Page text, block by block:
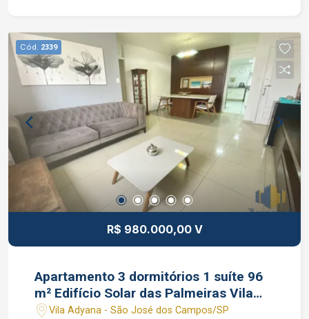
de aquecimento à gás instalado e uma cozinha
super espaçosa repleta de armários planejados.
Condomínio com portaria virtual, piscina
climatizada, quadra poliesportiva, academia de
ginástica, parquinho, churrasqueira, salão de
festas e salão de jogos. Interessados falar com
corretor de imóvel Jocimar Lopes de CRECI
135.799 F (12) 98831-9511 WhatsApp e Nextel
(12) 98137-2979 Vivo
Cód. 2339
R$ 980.000,00 V
Apartamento 3 dormitórios 1 suíte 96
m² Edifício Solar das Palmeiras Vila
Adyana SJC SP 1 vaga
Vila Adyana - São José dos Campos/SP